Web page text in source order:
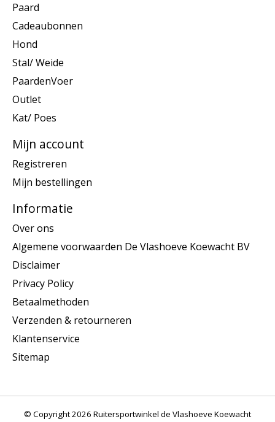
Paard
Cadeaubonnen
Hond
Stal/ Weide
PaardenVoer
Outlet
Kat/ Poes
Mijn account
Registreren
Mijn bestellingen
Informatie
Over ons
Algemene voorwaarden De Vlashoeve Koewacht BV
Disclaimer
Privacy Policy
Betaalmethoden
Verzenden & retourneren
Klantenservice
Sitemap
© Copyright 2026 Ruitersportwinkel de Vlashoeve Koewacht